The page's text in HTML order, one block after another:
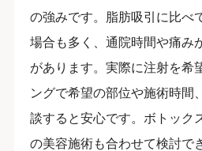
の強みです。脂肪吸引に比べ
場合も多く、通院時間や痛み
があります。実際に注射を希
ングで希望の部位や施術時間
談すると安心です。ボトック
の美容施術も合わせて検討で